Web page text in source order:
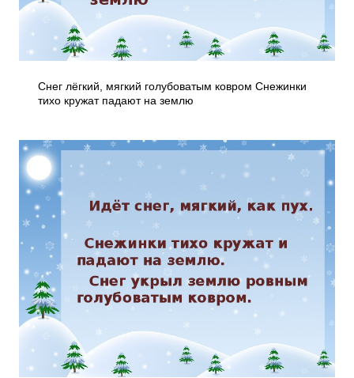
Снег лёгкий, мягкий голубоватым ковром Снежинки
тихо кружат падают на землю